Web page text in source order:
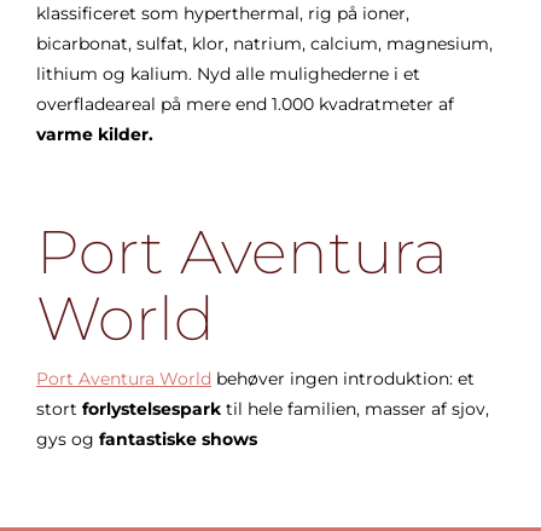
klassificeret som hyperthermal, rig på ioner,
bicarbonat, sulfat, klor, natrium, calcium, magnesium,
lithium og kalium. Nyd alle mulighederne i et
overfladeareal på mere end 1.000 kvadratmeter af
varme kilder.
Port Aventura
World
Port Aventura World behøver ingen introduktion: et
stort forlystelsespark til hele familien, masser af sjov,
gys og fantastiske shows